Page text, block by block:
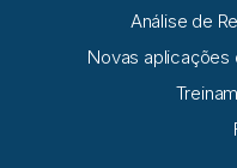
Análise de
Novas aplicações